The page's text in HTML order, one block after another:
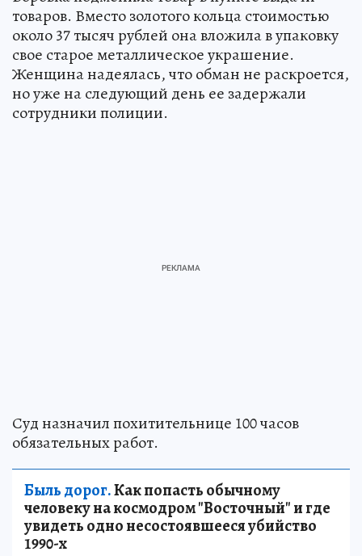
товаров. Вместо золотого кольца стоимостью
около 37 тысяч рублей она вложила в упаковку
свое старое металлическое украшение.
Женщина надеялась, что обман не раскроется,
но уже на следующий день ее задержали
сотрудники полиции.
Суд назначил похитительнице 100 часов
обязательных работ.
Быль дорог.Как попасть обычному
человеку на космодром "Восточный" и где
увидеть одно несостоявшееся убийство
1990-х